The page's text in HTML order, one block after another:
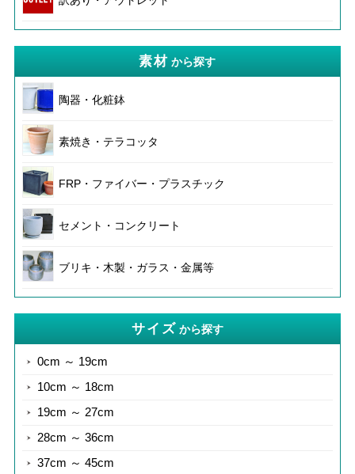
素材 から探す
陶器・化粧鉢
素焼き・テラコッタ
FRP・ファイバー・プラスチック
セメント・コンクリート
ブリキ・木製・ガラス・金属等
サイズ から探す
0cm ～ 19cm
10cm ～ 18cm
19cm ～ 27cm
28cm ～ 36cm
37cm ～ 45cm